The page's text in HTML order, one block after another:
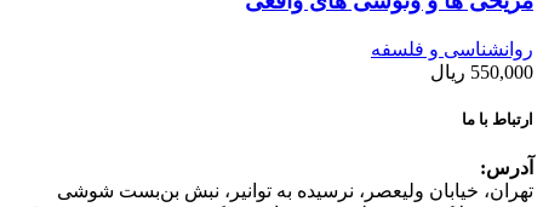
روانشناسی و فلسفه
550,000 ریال
ارتباط با ما
آدرس:
تهران، خیابان وليعصر، نرسيده به توانير، نبش بن‌بست شوشی